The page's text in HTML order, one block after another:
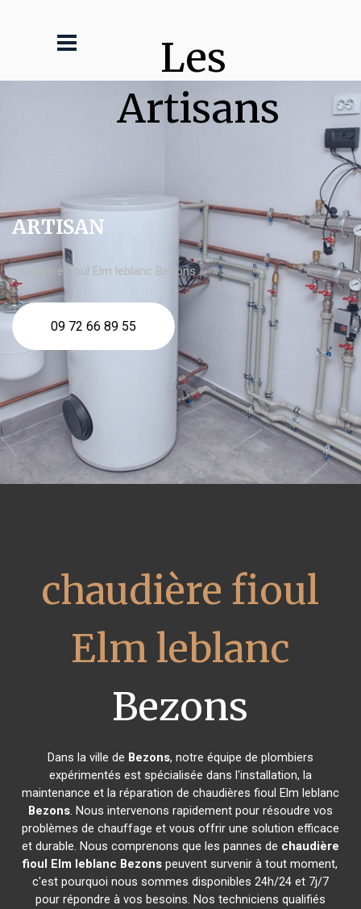
Les
Artisans
ARTISAN
chaudière fioul Elm leblanc Bezons
09 72 66 89 55
chaudière fioul
Elm leblanc
Bezons
Dans la ville de Bezons, notre équipe de plombiers
expérimentés est spécialisée dans l'installation, la
maintenance et la réparation de chaudières fioul Elm leblanc
Bezons. Nous intervenons rapidement pour résoudre vos
problèmes de chauffage et vous offrir une solution efficace
et durable. Nous comprenons que les pannes de chaudière
fioul Elm leblanc Bezons peuvent survenir à tout moment,
c'est pourquoi nous sommes disponibles 24h/24 et 7j/7
pour répondre à vos besoins. Nos techniciens qualifiés